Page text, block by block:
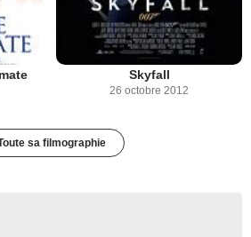
Skyfall
26 octobre 2012
sa filmographie